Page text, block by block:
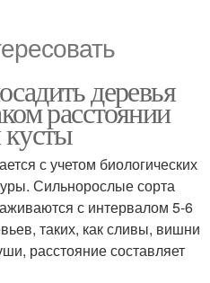
деревья
расстоянии
кусты
с учетом биологических
Сильнорослые сорта
с интервалом 5-6
таких, как сливы, вишни
расстояние составляет